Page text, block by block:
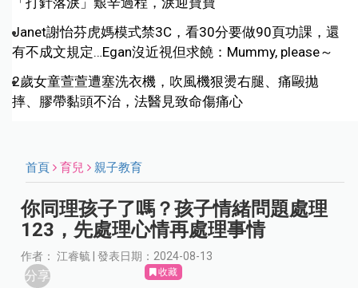
Janet謝怡芬虎媽模式禁3C，看30分要做90頁功課，還
有不成文規定…Egan沒近視但求饒：Mummy, please～
2歲女童萱萱遭塞洗衣機，吹風機狠燙右腿、痛毆拋
摔、膠帶黏頭不治，法醫見致命傷痛心
首頁 育兒 親子教育
你同理孩子了嗎？孩子情緒問題處理
123，先處理心情再處理事情
作者： 江睿毓 | 發表日期：2024-08-13
分享 收藏